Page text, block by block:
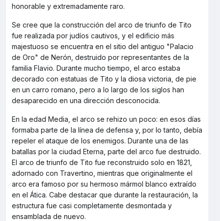
honorable y extremadamente raro.
Se cree que la construcción del arco de triunfo de Tito
fue realizada por judíos cautivos, y el edificio más
majestuoso se encuentra en el sitio del antiguo "Palacio
de Oro" de Nerón, destruido por representantes de la
familia Flavio. Durante mucho tiempo, el arco estaba
decorado con estatuas de Tito y la diosa victoria, de pie
en un carro romano, pero a lo largo de los siglos han
desaparecido en una dirección desconocida.
En la edad Media, el arco se rehizo un poco: en esos días
formaba parte de la línea de defensa y, por lo tanto, debía
repeler el ataque de los enemigos. Durante una de las
batallas por la ciudad Eterna, parte del arco fue destruido.
El arco de triunfo de Tito fue reconstruido solo en 1821,
adornado con Travertino, mientras que originalmente el
arco era famoso por su hermoso mármol blanco extraído
en el Ática. Cabe destacar que durante la restauración, la
estructura fue casi completamente desmontada y
ensamblada de nuevo.